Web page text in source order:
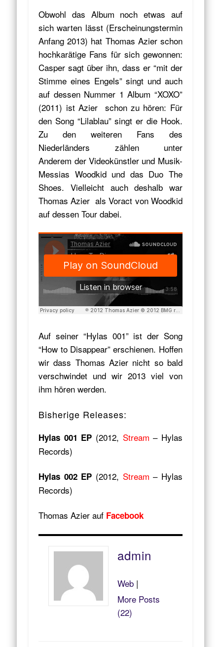
Obwohl das Album noch etwas auf
sich warten lässt (Erscheinungstermin
Anfang 2013) hat Thomas Azier schon
hochkarätige Fans für sich gewonnen:
Casper sagt über ihn, dass er “mit der
Stimme eines Engels” singt und auch
auf dessen Nummer 1 Album “XOXO”
(2011) ist Azier schon zu hören: Für
den Song “Lilablau” singt er die Hook.
Zu den weiteren Fans des
Niederländers zählen unter
Anderem der Videokünstler und Musik-
Messias Woodkid und das Duo The
Shoes. Vielleicht auch deshalb war
Thomas Azier als Voract von Woodkid
auf dessen Tour dabei.
Auf seiner “Hylas 001” ist der Song
“How to Disappear” erschienen. Hoffen
wir dass Thomas Azier nicht so bald
verschwindet und wir 2013 viel von
ihm hören werden.
Bisherige Releases:
Hylas 001 EP (2012, Stream – Hylas
Records)
Hylas 002 EP (2012, Stream – Hylas
Records)
Thomas Azier auf Facebook
admin
Web |
More Posts
(22)